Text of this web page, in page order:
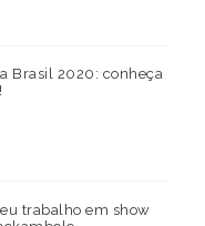
Brasil 2020: conheça
trabalho em show